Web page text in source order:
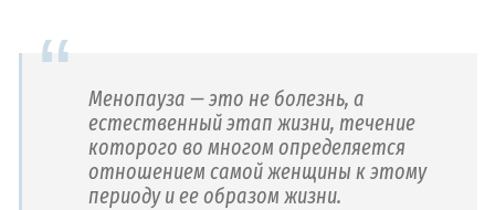
Менопауза — это не болезнь, а
естественный этап жизни, течение
которого во многом определяется
отношением самой женщины к этому
периоду и ее образом жизни.